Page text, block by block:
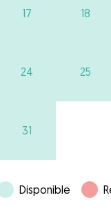
17 18
24 25
31
Disponible